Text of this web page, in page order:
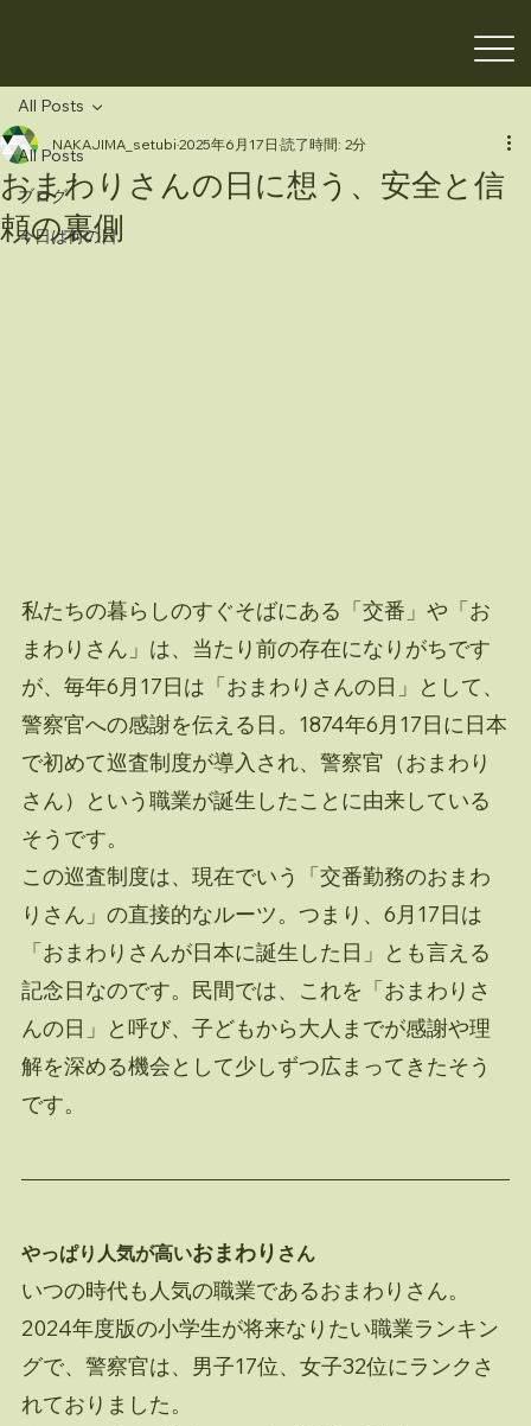
All Posts
ブログ
今日は何の日
All Posts
おまわりさんの日に想う、安全と信
頼の裏側
NAKAJIMA_setubi 2025年6月17日 読了時間: 2分
私たちの暮らしのすぐそばにある「交番」や「お
まわりさん」は、当たり前の存在になりがちです
が、毎年6月17日は「おまわりさんの日」として、
警察官への感謝を伝える日。1874年6月17日に日本
で初めて巡査制度が導入され、警察官（おまわり
さん）という職業が誕生したことに由来している
そうです。
この巡査制度は、現在でいう「交番勤務のおまわ
りさん」の直接的なルーツ。つまり、6月17日は
「おまわりさんが日本に誕生した日」とも言える
記念日なのです。民間では、これを「おまわりさ
んの日」と呼び、子どもから大人までが感謝や理
解を深める機会として少しずつ広まってきたそう
です。
やっぱり人気が高いおまわり さん
いつの時代も人気の職業であるおまわりさん。
2024年度版の小学生が将来なりたい職業ランキン
グで、警察官は、男子17位、女子32位にランクさ
れておりました。